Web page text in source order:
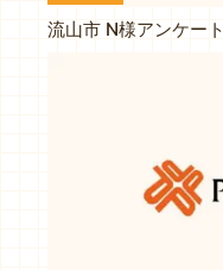
流山市 N様アンケート